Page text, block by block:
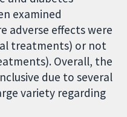
examined
adverse effects were
treatments) or not
Overall, the
due to several
variety regarding